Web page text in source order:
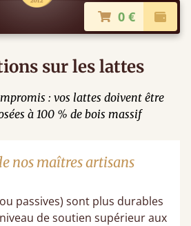
de 0 €
sur les lattes
: vos lattes doivent être
à 100 % de bois massif
nos maîtres artisans
passives) sont plus durables
de soutien supérieur aux